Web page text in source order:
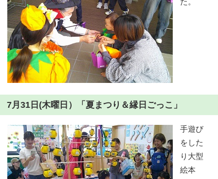
た。
7月31日(木曜日）「夏まつり＆縁日ごっこ」
手遊び
をした
り大型
絵本